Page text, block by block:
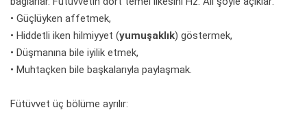
• Güçlüyken affetmek,
• Hiddetli iken hilmiyyet (yumuşaklık) göstermek,
• Düşmanına bile iyilik etmek,
• Muhtaçken bile başkalarıyla paylaşmak.
Fütüvvet üç bölüme ayrılır: